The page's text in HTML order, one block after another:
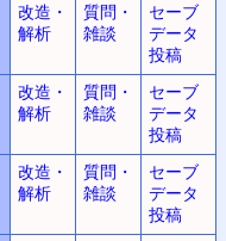
改造・
解析
質問・
雑談
セーブ
データ
投稿
改造・
解析
質問・
雑談
セーブ
データ
投稿
改造・
解析
質問・
雑談
セーブ
データ
投稿